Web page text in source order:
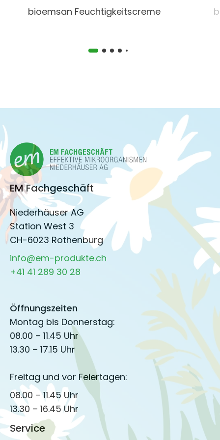
bioemsan Feuchtigkeitscreme
EM Fachgeschäft
Niederhäuser AG
Station West 3
CH-6023 Rothenburg
info@em-produkte.ch
+41 41 289 30 28
Öffnungszeiten
Montag bis Donnerstag:
08.00 – 11.45 Uhr
13.30 – 17.15 Uhr
Freitag und vor Feiertagen:
08.00 – 11.45 Uhr
13.30 – 16.45 Uhr
Service